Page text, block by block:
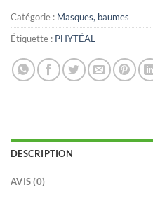
Catégorie : Masques, baumes
Étiquette : PHYTÉAL
DESCRIPTION
AVIS (0)